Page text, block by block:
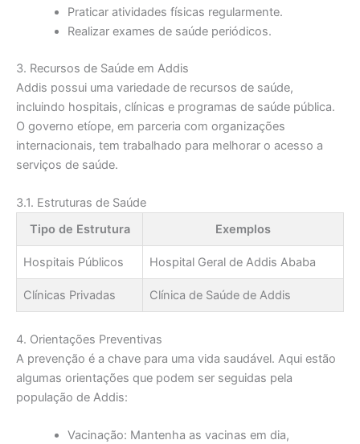
Praticar atividades físicas regularmente.
Realizar exames de saúde periódicos.
3. Recursos de Saúde em Addis
Addis possui uma variedade de recursos de saúde,
incluindo hospitais, clínicas e programas de saúde pública.
O governo etíope, em parceria com organizações
internacionais, tem trabalhado para melhorar o acesso a
serviços de saúde.
3.1. Estruturas de Saúde
Tipo de Estrutura
Exemplos
Hospitais Públicos Hospital Geral de Addis Ababa
Clínicas Privadas Clínica de Saúde de Addis
4. Orientações Preventivas
A prevenção é a chave para uma vida saudável. Aqui estão
algumas orientações que podem ser seguidas pela
população de Addis:
Vacinação: Mantenha as vacinas em dia,